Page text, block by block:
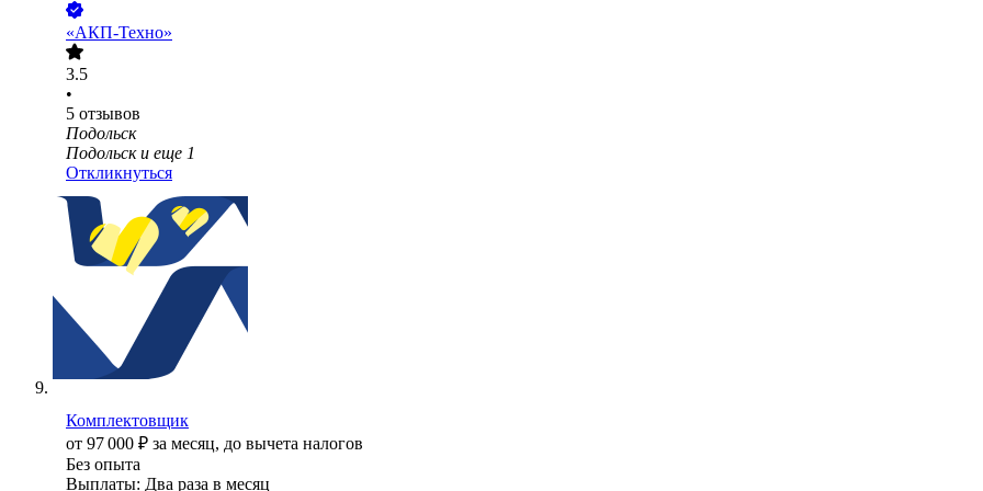
«АКП-Техно»
3.5
•
5 отзывов
Подольск
Подольск и еще 1
Откликнуться
Комплектовщик
от 97 000 ₽ за месяц, до вычета налогов
Без опыта
Выплаты: Два раза в месяц